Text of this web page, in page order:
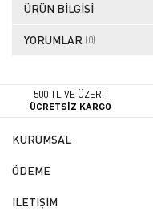
ÜRÜN BILGISI
YORUMLAR (0)
500 TL VE ÜZERİ
-ÜCRETSİZ KARGO
KURUMSAL
ÖDEME
İLETİŞİM